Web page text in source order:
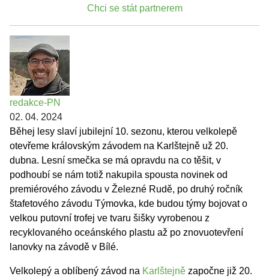
Chci se stát partnerem
redakce-PN
02. 04. 2024
Běhej lesy slaví jubilejní 10. sezonu, kterou velkolepě
otevřeme královským závodem na Karlštejně už 20.
dubna. Lesní smečka se má opravdu na co těšit, v
podhoubí se nám totiž nakupila spousta novinek od
premiérového závodu v Železné Rudě, po druhý ročník
štafetového závodu Týmovka, kde budou týmy bojovat o
velkou putovní trofej ve tvaru šišky vyrobenou z
recyklovaného oceánského plastu až po znovuotevření
lanovky na závodě v Bílé.
Velkolepý a oblíbený závod na Karlštejně započne již 20.